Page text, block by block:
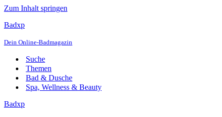
Zum Inhalt springen
Badxp
Dein Online-Badmagazin
Suche
Themen
Bad & Dusche
Spa, Wellness & Beauty
Badxp